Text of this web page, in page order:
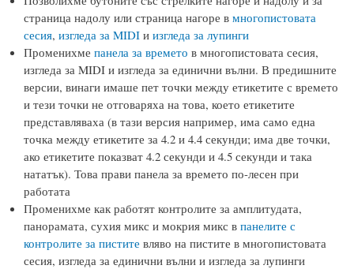
страница надолу или страница нагоре в многопистовата
сесия, изгледа за MIDI и изгледа за лупинги
Променихме панела за времето в многопистовата сесия,
изгледа за MIDI и изгледа за единични вълни. В предишните
версии, винаги имаше пет точки между етикетите с времето
и тези точки не отговаряха на това, което етикетите
представляваха (в тази версия например, има само една
точка между етикетите за 4.2 и 4.4 секунди; има две точки,
ако етикетите показват 4.2 секунди и 4.5 секунди и така
нататък). Това прави панела за времето по-лесен при
работата
Променихме как работят контролите за амплитудата,
панорамата, сухия микс и мокрия микс в панелите с
контролите за пистите вляво на пистите в многопистовата
сесия, изгледа за единични вълни и изгледа за лупинги